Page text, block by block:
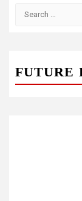
Search
FUTURE